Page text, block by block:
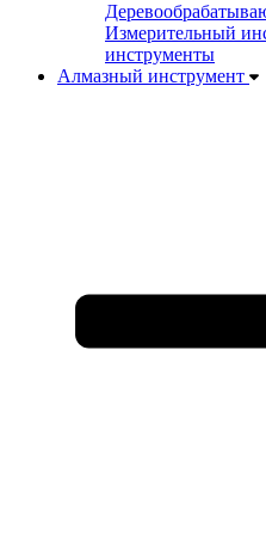
Измерительный
инструменты
Алмазный инструмент